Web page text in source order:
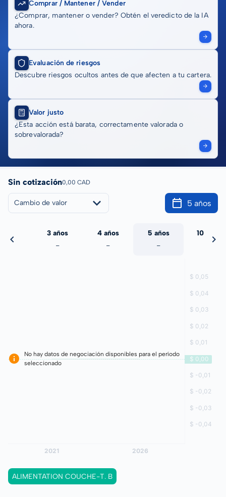
Comprar / Mantener / Vender
¿Comprar, mantener o vender? Obtén el veredicto de la IA
ahora.
Evaluación de riesgos
Descubre riesgos ocultos antes de que afecten a tu cartera.
Valor justo
¿Esta acción está barata, correctamente valorada o
sobrevalorada?
Sin cotización0,00 CAD
Cambio de valor 5 años
3 años
-
4 años
-
5 años
-
10 años
No hay datos de negociación disponibles para el período
seleccionado
ALIMENTATION COUCHE-T. B